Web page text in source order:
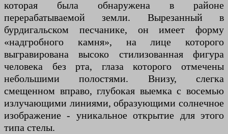
которая была обнаружена в районе
перерабатываемой земли. Вырезанный в
бурдигальском песчанике, он имеет форму
«надгробного камня», на лице которого
выгравирована высоко стилизованная фигура
человека без рта, глаза которого отмечены
небольшими полостями. Внизу, слегка
смещенном вправо, глубокая выемка с восемью
излучающими линиями, образующими солнечное
изображение - уникальное открытие для этого
типа стелы.